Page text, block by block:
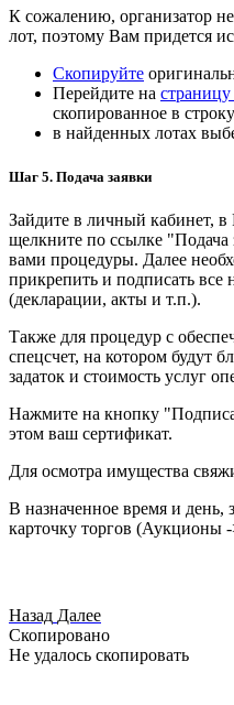
К сожалению, организатор
лот, поэтому Вам придется
Скопируйте
Перейдите на
скопированное в
в найденных лотах
Шаг 5. Подача заявки
Зайдите в личный кабинет, в
щелкните по ссылке "Подача
вами процедуры. Далее
прикрепить и подписать
(декларации, акты и т.п.).
Также для процедур с
спецсчет, на котором будут
задаток и стоимость услуг
Нажмите на кнопку
этом ваш сертификат.
Для осмотра имущества
В назначенное время и день,
карточку торгов (Аукционы
Назад Далее
Скопировано
Не удалось скопировать